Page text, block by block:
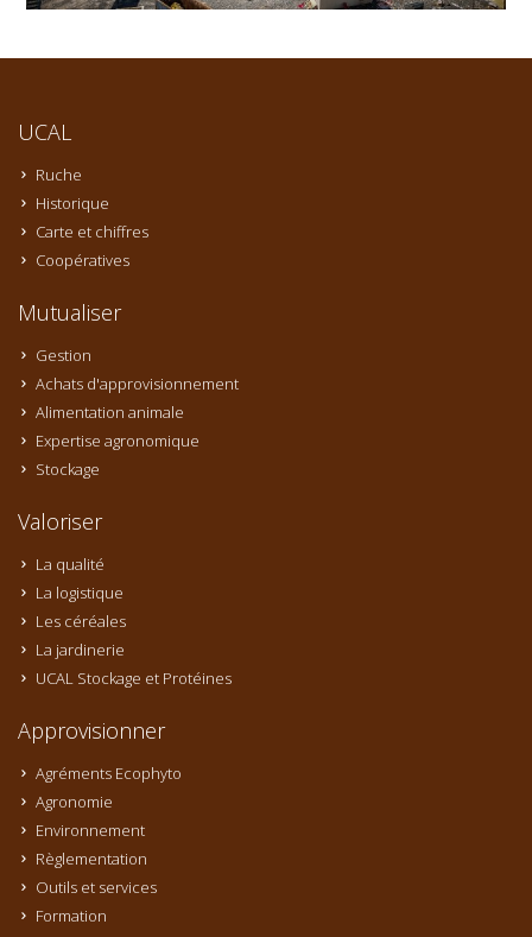
UCAL
Ruche
Historique
Carte et chiffres
Coopératives
Mutualiser
Gestion
Achats d'approvisionnement
Alimentation animale
Expertise agronomique
Stockage
Valoriser
La qualité
La logistique
Les céréales
La jardinerie
UCAL Stockage et Protéines
Approvisionner
Agréments Ecophyto
Agronomie
Environnement
Règlementation
Outils et services
Formation